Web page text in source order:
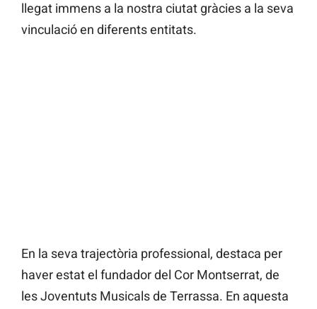
llegat immens a la nostra ciutat gràcies a la seva
vinculació en diferents entitats.
En la seva trajectòria professional, destaca per
haver estat el fundador del Cor Montserrat, de
les Joventuts Musicals de Terrassa. En aquesta